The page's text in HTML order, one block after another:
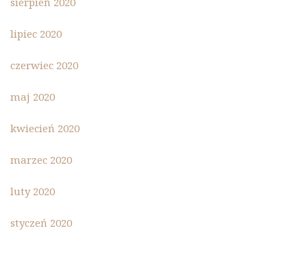
lipiec 2020
czerwiec 2020
maj 2020
kwiecień 2020
marzec 2020
luty 2020
styczeń 2020